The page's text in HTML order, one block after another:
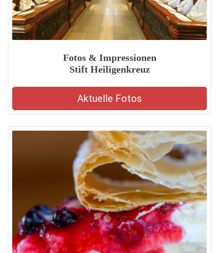
Fotos & Impressionen
Stift Heiligenkreuz
Aktuelle Fotos